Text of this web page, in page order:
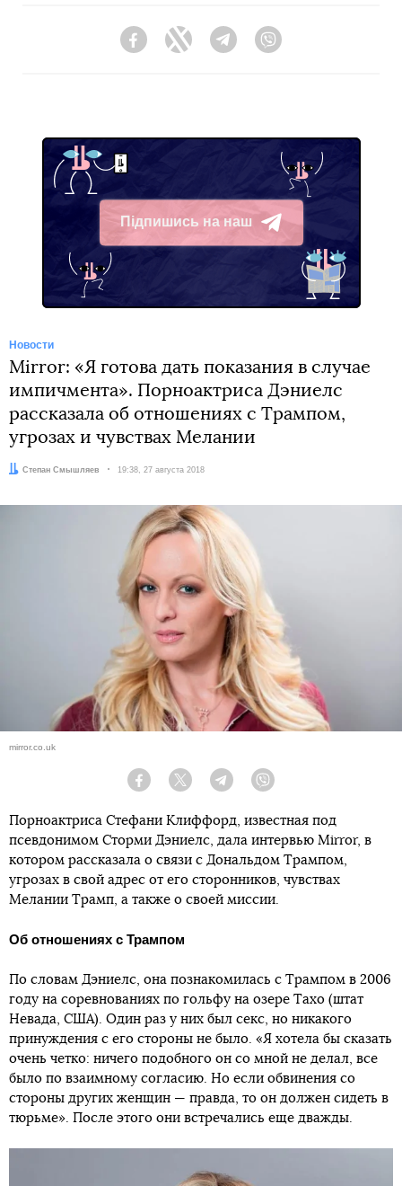
FacebookTwitter Telegram
Підпишись на наш
Telegram
Новости
Mirror: «Я готова дать показания в случае
импичмента». Порноактриса Дэниелс
рассказала об отношениях с Трампом,
угрозах и чувствах Мелании
Автор:
Степан Смышляев Дата:
19:38, 27 августа 2018
mirror.co.uk
Facebook Twitter Telegram
Порноактриса Стефани Клиффорд, известная под
псевдонимом Сторми Дэниелс, дала интервью Mirror, в
котором рассказала о связи с Дональдом Трампом,
угрозах в свой адрес от его сторонников, чувствах
Мелании Трамп, а также о своей миссии.
Об отношениях с Трампом
По словам Дэниелс, она познакомилась с Трампом в 2006
году на соревнованиях по гольфу на озере Тахо (штат
Невада, США). Один раз у них был секс, но никакого
принуждения с его стороны не было. «Я хотела бы сказать
очень четко: ничего подобного он со мной не делал, все
было по взаимному согласию. Но если обвинения со
стороны других женщин — правда, то он должен сидеть в
тюрьме». После этого они встречались еще дважды.